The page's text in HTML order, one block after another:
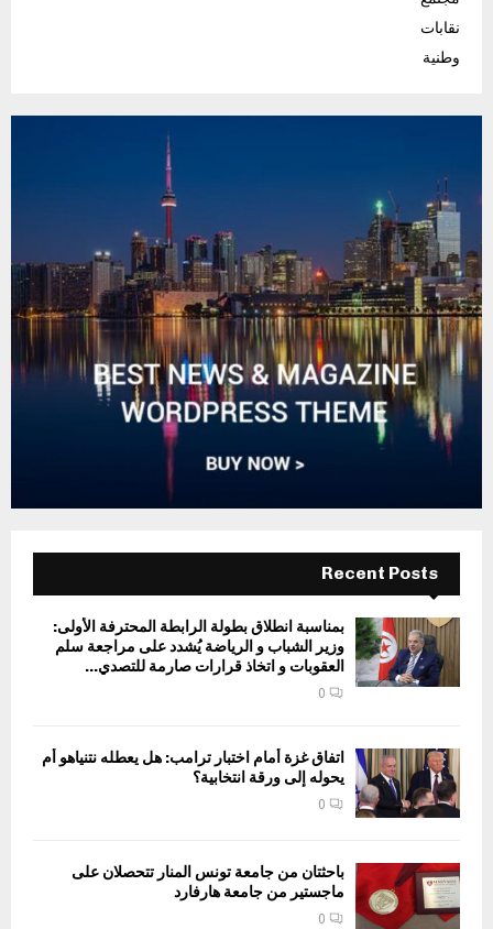
نقابات
وطنية
Recent Posts
بمناسبة انطلاق بطولة الرابطة المحترفة الأولى:
وزير الشباب و الرياضة يُشدد على مراجعة سلم
العقوبات و اتخاذ قرارات صارمة للتصدي...
0
اتفاق غزة أمام اختبار ترامب: هل يعطله نتنياهو أم
يحوله إلى ورقة انتخابية؟
0
باحثتان من جامعة تونس المنار تتحصلان على
ماجستير من جامعة هارفارد
0